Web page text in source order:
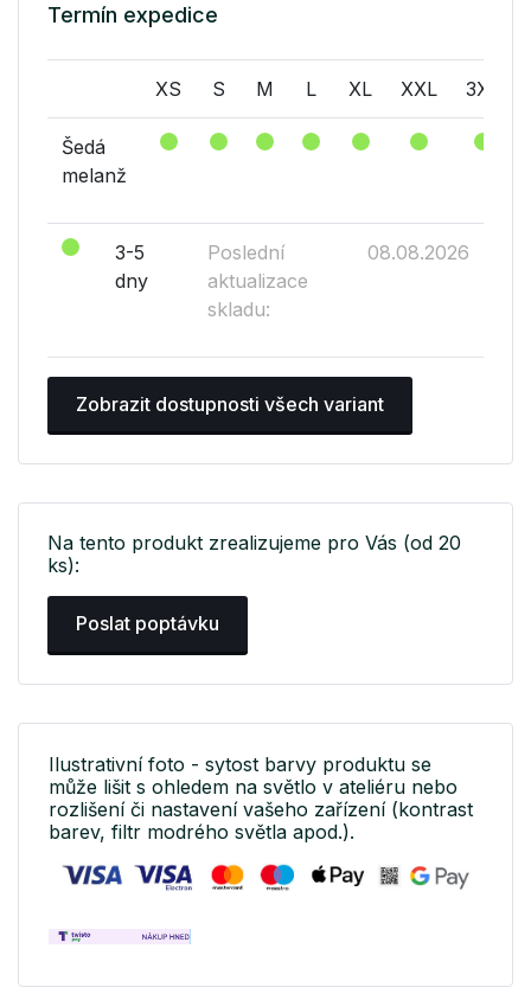
Termín expedice
XS S M L XL XXL 3XL
Šedá
melanž
3-5
dny
Poslední
aktualizace
skladu:
08.08.2026
Zobrazit dostupnosti všech variant
Na tento produkt zrealizujeme pro Vás (od 20
ks):
Poslat poptávku
Ilustrativní foto - sytost barvy produktu se
může lišit s ohledem na světlo v ateliéru nebo
rozlišení či nastavení vašeho zařízení (kontrast
barev, filtr modrého světla apod.).